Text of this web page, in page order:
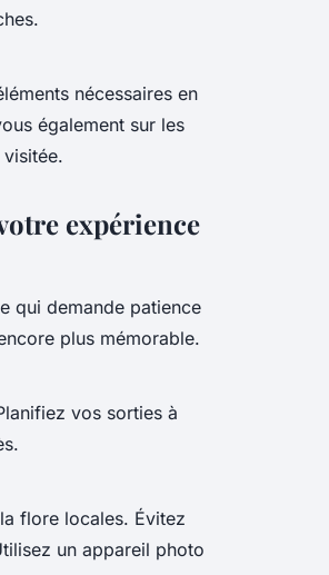
nécessaires en
également sur les
expérience
qui demande patience
plus mémorable.
vos sorties à
flore locales. Évitez
un appareil photo